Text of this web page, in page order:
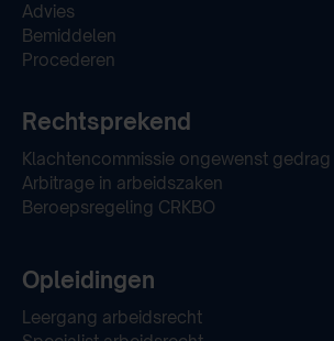
Advies
Bemiddelen
Procederen
Rechtsprekend
Klachtencommissie ongewenst gedrag
Arbitrage in arbeidszaken
Beroepsregeling CRKBO
Opleidingen
Leergang arbeidsrecht